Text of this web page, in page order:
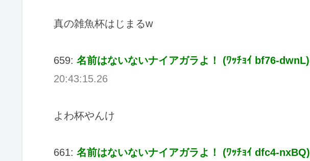
真の雑魚杯はじまるw
659: 名前はないないナイアガラよ！ (ﾜｯﾁｮｲ bf76-dwnL)
20:43:15.26
よわ杯やんけ
661: 名前はないないナイアガラよ！ (ﾜｯﾁｮｲ dfc4-nxBQ)